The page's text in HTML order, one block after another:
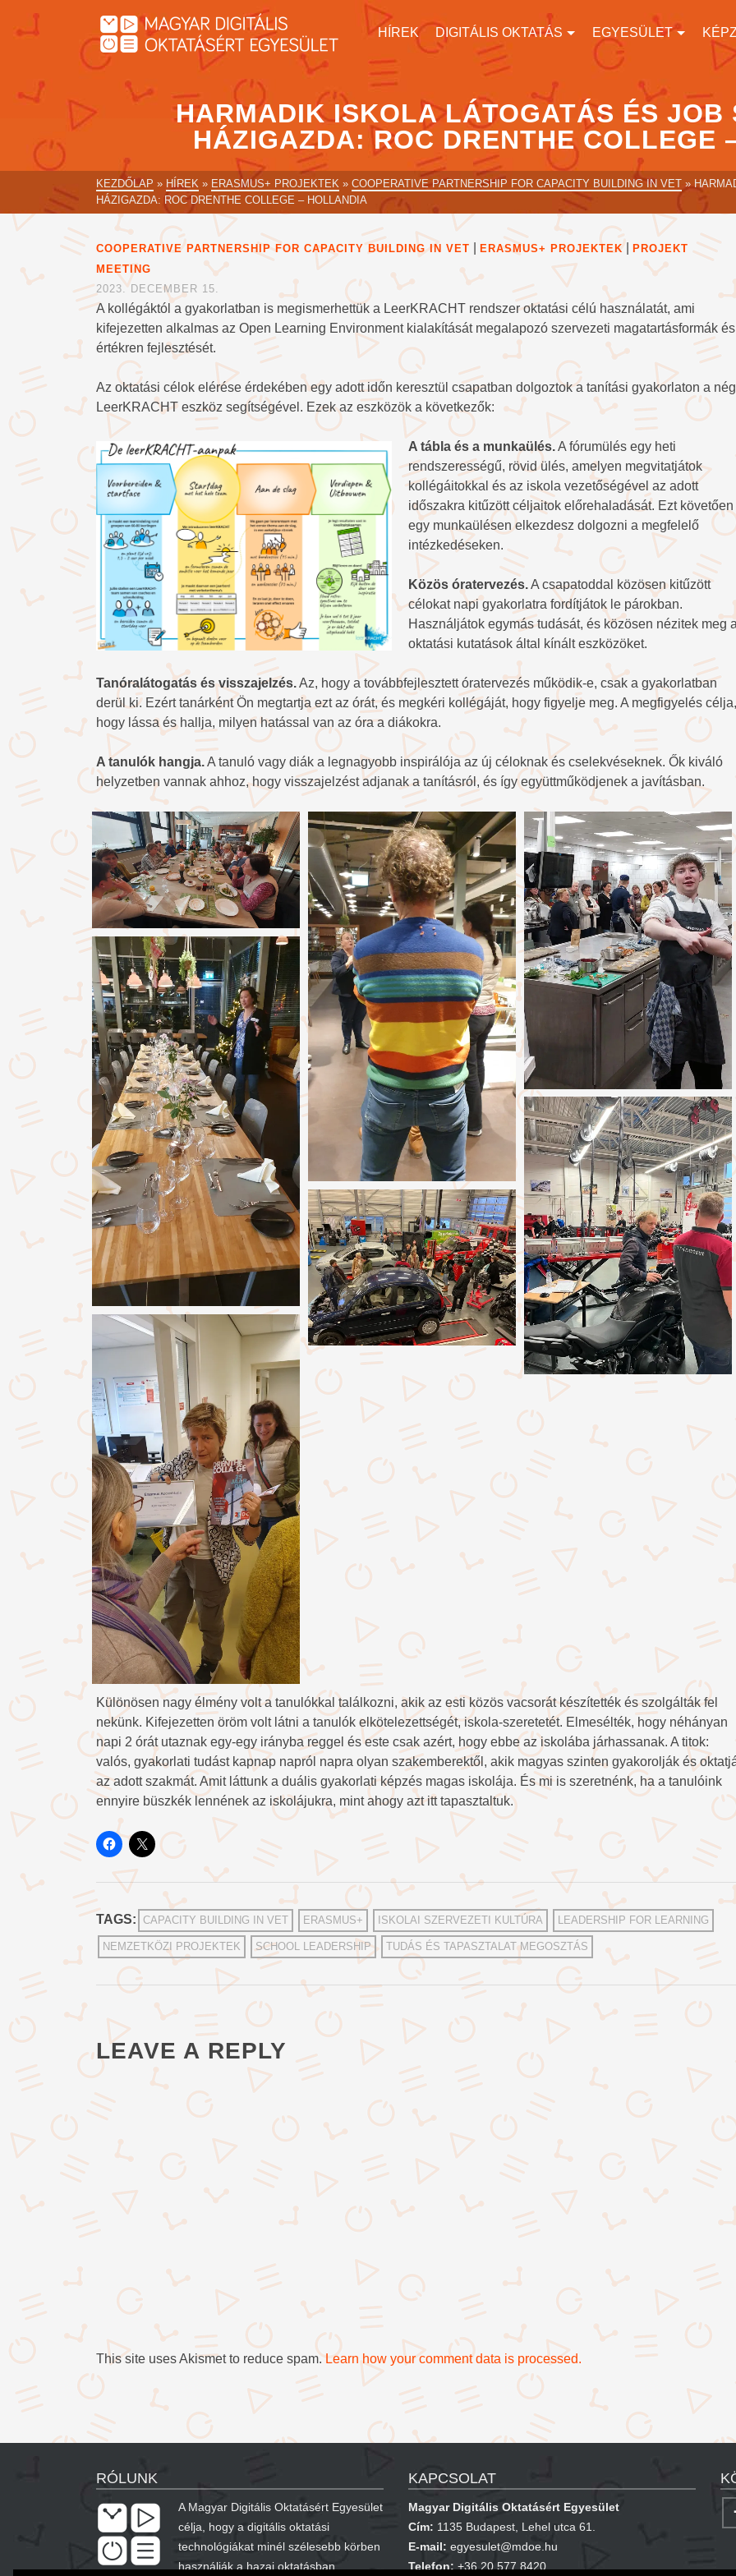
HÍREK DIGITÁLIS OKTATÁS EGYESÜLET
HARMADIK ISKOLA LÁTOGATÁS ÉS JOB
HÁZIGAZDA: ROC DRENTHE COLLEGE
KEZDŐLAP » HÍREK » ERASMUS+ PROJEKTEK » COOPERATIVE PARTNERSHIP FOR CAPACITY BUILDING IN VET »
HÁZIGAZDA: ROC DRENTHE COLLEGE – HOLLANDIA
COOPERATIVE PARTNERSHIP FOR CAPACITY BUILDING IN VET ERASMUS+ PROJEKTEK|
PROJEKT
MEETING
2023. DECEMBER 15.
A kollégáktól a gyakorlatban is megismerhettük a LeerKRACHT rendszer oktatási célú használatát, ami
kifejezetten alkalmas az Open Learning Environment kialakítását megalapozó szervezeti magatartásformák és
értékren fejlesztését.
Az oktatási célok elérése érdekében egy adott időn keresztül csapatban dolgoztok a tanítási gyakorlaton a
LeerKRACHT eszköz segítségével. Ezek az eszközök a következők:
A tábla és a mun kaü lés.A fórumülés egy heti
rendszerességű, rövid ülés, amelyen megvitatjátok
kollégáitokkal és az iskola vezetőségével az adott
időszakra kitűzött céljaitok előrehaladását. Ezt követően
egy munkaülésen elkezdesz dolgozni a megfelelő
intézkedéseken.
Közös óratervezés.A csapatoddal közösen kitűzött
célokat napi gyakorlatra fordítjátok le párokban.
Használjátok egymás tudását, és közösen nézitek meg
oktatási kutatások által kínált eszközöket.
Tanóralátogatás és visszajelzés.Az, hogy a továbbfejlesztett óratervezés működik-e, csak a gyakorlatban
derül ki. Ezért tanárként Ön megtartja ezt az órát, és megkéri kollégáját, hogy figyelje meg. A megfigyelés célja,
hogy lássa és hallja, milyen hatással van az óra a diákokra.
A tanulók hangja.A tanuló vagy diák a legnagyobb inspirálója az új céloknak és cselekvéseknek. Ők kiváló
helyzetben vannak ahhoz, hogy visszajelzést adjanak a tanításról, és így együttműködjenek a javításban.
Különösen nagy élmény volt a tanulókkal találkozni, akik az esti közös vacsorát készítették és szolgálták fel
nekünk. Kifejezetten öröm volt látni a tanulók elkötelezettségét, iskola-szeretetét. Elmesélték, hogy néhányan
napi 2 órát utaznak egy-egy irányba reggel és este csak azért, hogy ebbe az iskolába járhassanak. A titok:
valós, gyakorlati tudást kapnap napról napra olyan szakemberektől, akik magyas szinten gyakorolják és
az adott szakmát. Amit láttunk a duális gyakorlati képzés magas iskolája. És mi is szeretnénk, ha a tanulóink
ennyire büszkék lennének az iskolájukra, mint ahogy azt itt tapasztaltuk.
TAGS: CAPACITY BUILDING IN VET ERASMUS+ ISKOLAI SZERVEZETI KULTÚRA LEADERSHIP FOR LEARNING
NEMZETKÖZI PROJEKTEK SCHOOL LEADERSHIP TUDÁS ÉS TAPASZTALAT MEGOSZTÁS
LEAVE A REPLY
This site uses Akismet to reduce spam.Learn how your comment data is processed.
RÓLUNK
A Magyar Digitális Oktatásért Egyesület
célja, hogy a digitális oktatási
technológiákat minél szélesebb körben
használják a hazai oktatásban.
KAPCSOLAT
Magyar Digitális Oktatásért Egyesület
Cím: 1135 Budapest, Lehel utca 61.
E-mail: egyesulet@mdoe.hu
Telefon: +36 20 577 8420